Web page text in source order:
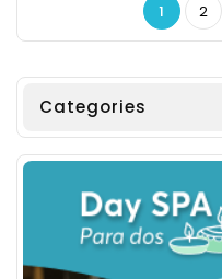
1
2
Categories